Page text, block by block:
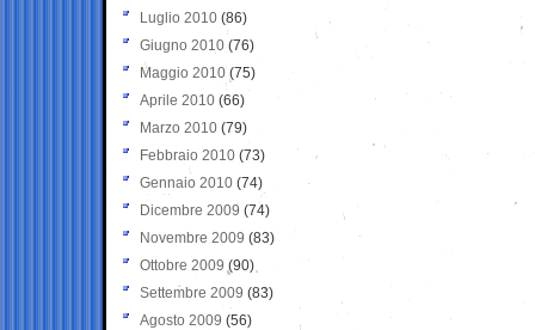
Luglio 2010 (86)
Giugno 2010 (76)
Maggio 2010 (75)
Aprile 2010 (66)
Marzo 2010 (79)
Febbraio 2010 (73)
Gennaio 2010 (74)
Dicembre 2009 (74)
Novembre 2009 (83)
Ottobre 2009 (90)
Settembre 2009 (83)
Agosto 2009 (56)